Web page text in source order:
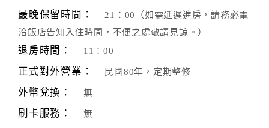
最晚保留時間：
21：00（如需延遲進房，請務必電
洽飯店告知入住時間，不便之處敬請見諒。）
退房時間： 11：00
正式對外營業： 民國80年，定期整修
外幣兌換： 無
刷卡服務： 無